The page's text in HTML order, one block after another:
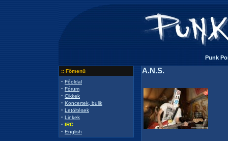
Punk
:: Főmenü
· Főoldal
· Fórum
· Cikkek
· Koncertek, bulik
· Letöltések
· Linkek
· IRC
· English
A.N.S.